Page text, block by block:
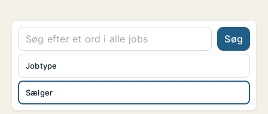
Søg
Sælger
Jobtype